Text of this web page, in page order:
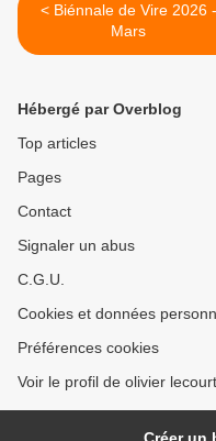
< Biénnale de Vire 2026 -
Mars
Hébergé par Overblog
Top articles
Pages
Contact
Signaler un abus
C.G.U.
Cookies et données
Préférences cookies
Voir le profil de olivier